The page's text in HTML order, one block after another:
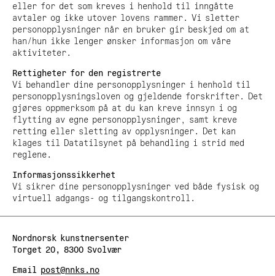
eller for det som kreves i henhold til inngåtte
avtaler og ikke utover lovens rammer. Vi sletter
personopplysninger når en bruker gir beskjed om at
han/hun ikke lenger ønsker informasjon om våre
aktiviteter.
Rettigheter for den registrerte
Vi behandler dine personopplysninger i henhold til
personopplysningsloven og gjeldende forskrifter. Det
gjøres oppmerksom på at du kan kreve innsyn i og
flytting av egne personopplysninger, samt kreve
retting eller sletting av opplysninger. Det kan
klages til Datatilsynet på behandling i strid med
reglene.
Informasjonssikkerhet
Vi sikrer dine personopplysninger ved både fysisk og
virtuell adgangs- og tilgangskontroll.
Nordnorsk kunstnersenter
Torget 20, 8300 Svolvær
Email post@nnks.no